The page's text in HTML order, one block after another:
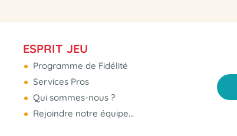
ESPRIT JEU
Programme de Fidélité
Services Pros
Qui sommes-nous ?
Rejoindre notre équipe...